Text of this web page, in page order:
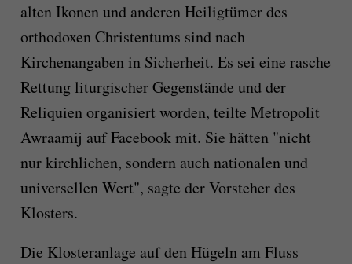
alten Ikonen und anderen Heiligtümer des
orthodoxen Christentums sind nach
Kirchenangaben in Sicherheit. Es sei eine rasche
Rettung liturgischer Gegenstände und der
Reliquien organisiert worden, teilte Metropolit
Awraamij auf Facebook mit. Sie hätten "nicht
nur kirchlichen, sondern auch nationalen und
universellen Wert", sagte der Vorsteher des
Klosters.
Die Klosteranlage auf den Hügeln am Fluss